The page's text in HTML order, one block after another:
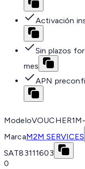
Activación
Sin plazos
mes
APN
Modelo
MarcaM2M SERVICES
SAT83111603
0